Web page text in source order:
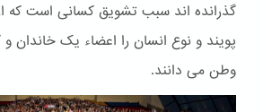
گذرانده اند سبب تشویق کسانی است که
پویند و نوع انسان را اعضاء یک خاندان
وطن می دانند.